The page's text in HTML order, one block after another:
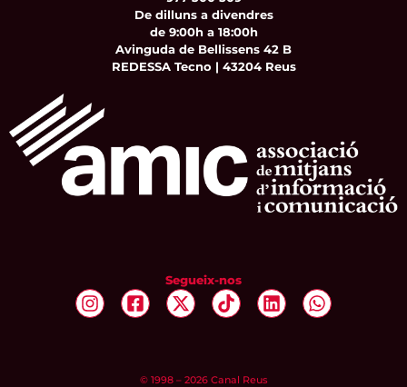
De dilluns a divendres
de 9:00h a 18:00h
Avinguda de Bellissens 42 B
REDESSA Tecno | 43204 Reus
Segueix-nos
© 1998 – 2026 Canal Reus